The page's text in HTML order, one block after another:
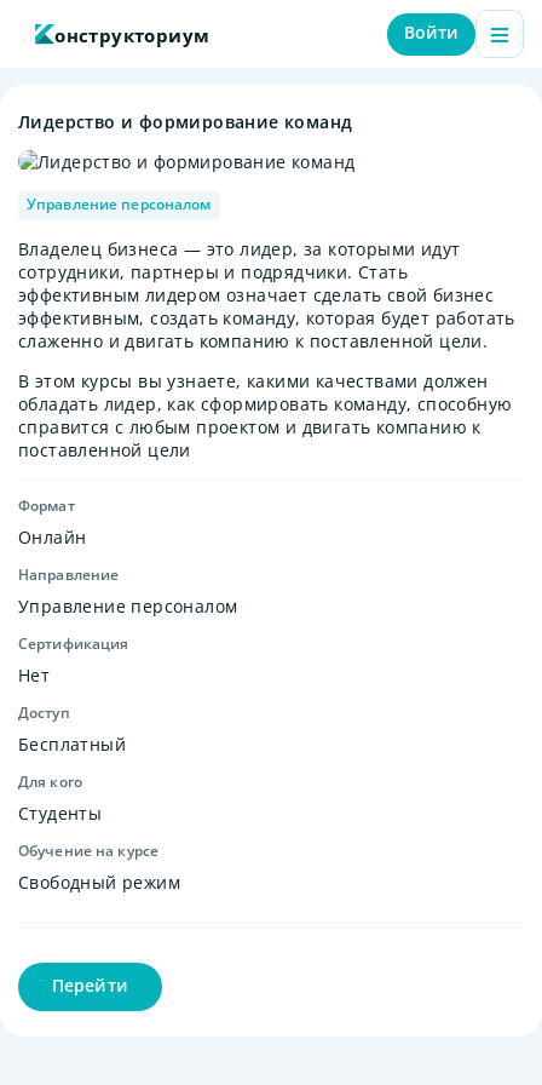
онструкториум Войти
Лидерство и формирование команд
Управление персоналом
Владелец бизнеса — это лидер, за которыми идут
сотрудники, партнеры и подрядчики. Стать
эффективным лидером означает сделать свой бизнес
эффективным, создать команду, которая будет работать
слаженно и двигать компанию к поставленной цели.
В этом курсы вы узнаете, какими качествами должен
обладать лидер, как сформировать команду, способную
справится с любым проектом и двигать компанию к
поставленной цели
Формат
Онлайн
Направление
Управление персоналом
Сертификация
Нет
Доступ
Бесплатный
Для кого
Студенты
Обучение на курсе
Свободный режим
Перейти